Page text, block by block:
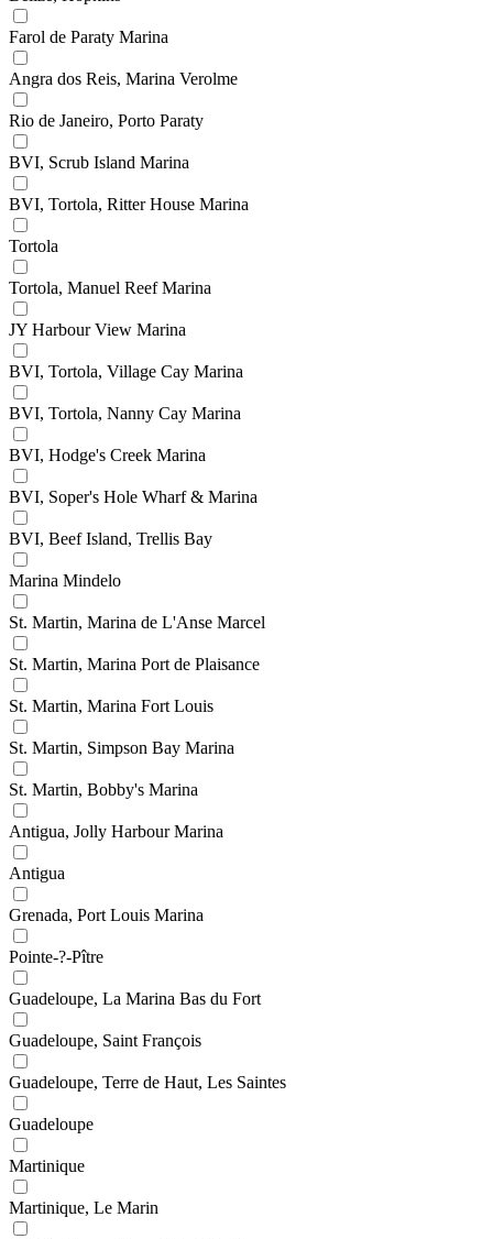
Farol de Paraty Marina
Angra dos Reis, Marina Verolme
Rio de Janeiro, Porto Paraty
BVI, Scrub Island Marina
BVI, Tortola, Ritter House Marina
Tortola
Tortola, Manuel Reef Marina
JY Harbour View Marina
BVI, Tortola, Village Cay Marina
BVI, Tortola, Nanny Cay Marina
BVI, Hodge's Creek Marina
BVI, Soper's Hole Wharf & Marina
BVI, Beef Island, Trellis Bay
Marina Mindelo
St. Martin, Marina de L'Anse Marcel
St. Martin, Marina Port de Plaisance
St. Martin, Marina Fort Louis
St. Martin, Simpson Bay Marina
St. Martin, Bobby's Marina
Antigua, Jolly Harbour Marina
Antigua
Grenada, Port Louis Marina
Pointe-?-Pître
Guadeloupe, La Marina Bas du Fort
Guadeloupe, Saint François
Guadeloupe, Terre de Haut, Les Saintes
Guadeloupe
Martinique
Martinique, Le Marin